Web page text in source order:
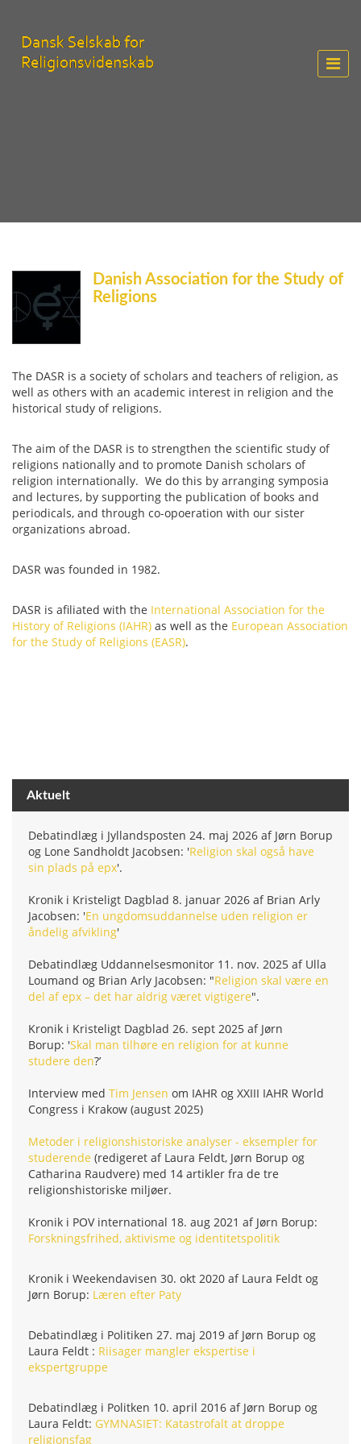
Danish Association for the Study of
Religions
The DASR is a society of scholars and teachers of religion, as
well as others with an academic interest in religion and the
historical study of religions.
The aim of the DASR is to strengthen the scientific study of
religions nationally and to promote Danish scholars of
religion internationally. We do this by arranging symposia
and lectures, by supporting the publication of books and
periodicals, and through co-opoeration with our sister
organizations abroad.
DASR was founded in 1982.
DASR is afiliated with the International Association for the
History of Religions (IAHR) as well as the European Association
for the Study of Religions (EASR).
Aktuelt
Debatindlæg i Jyllandsposten 24. maj 2026 af Jørn Borup
og Lone Sandholdt Jacobsen: 'Religion skal også have
sin plads på epx'.
Kronik i Kristeligt Dagblad 8. januar 2026 af Brian Arly
Jacobsen: 'En ungdomsuddannelse uden religion er
åndelig afvikling'
Debatindlæg Uddannelsesmonitor 11. nov. 2025 af Ulla
Loumand og Brian Arly Jacobsen: "Religion skal være en
del af epx – det har aldrig været vigtigere".
Kronik i Kristeligt Dagblad 26. sept 2025 af Jørn
Borup: 'Skal man tilhøre en religion for at kunne
studere den?’
Interview med Tim Jensen om IAHR og XXIII IAHR World
Congress i Krakow (august 2025)
Metoder i religionshistoriske analyser - eksempler for
studerende (redigeret af Laura Feldt, Jørn Borup og
Catharina Raudvere) med 14 artikler fra de tre
religionshistoriske miljøer.
Kronik i POV international 18. aug 2021 af Jørn Borup:
Forskningsfrihed, aktivisme og identitetspolitik
Kronik i Weekendavisen 30. okt 2020 af Laura Feldt og
Jørn Borup: Læren efter Paty
Debatindlæg i Politiken 27. maj 2019 af Jørn Borup og
Laura Feldt : Riisager mangler ekspertise i
ekspertgruppe
Debatindlæg i Politken 10. april 2016 af Jørn Borup og
Laura Feldt: GYMNASIET: Katastrofalt at droppe
religionsfag